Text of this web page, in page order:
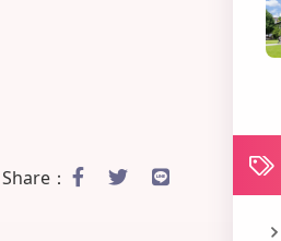
Share：